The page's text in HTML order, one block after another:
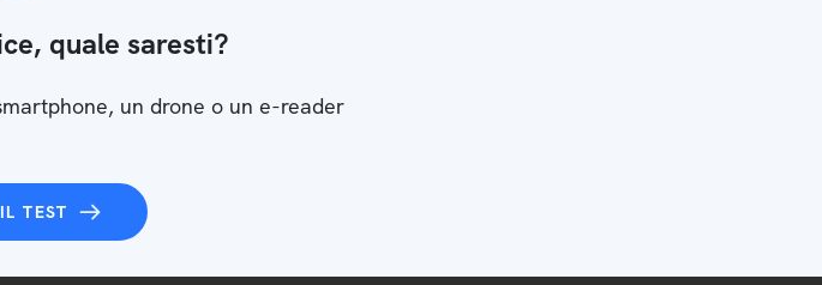
quale saresti?
un drone o un e-reader
TEST